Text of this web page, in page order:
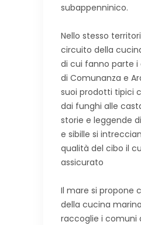
subappenninico.
Nello stesso
circuito della
di cui fanno parte i
di Comunanza e
suoi prodotti tipici
dai funghi alle
storie e leggende
e sibille si
qualità del cibo il
assicurato
Il mare si propone
della cucina
raccoglie i comuni